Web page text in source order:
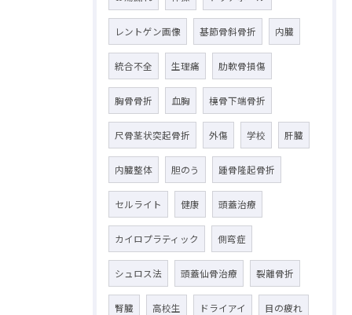
レントゲン画像 基節骨斜骨折 内臓
統合不全 生理痛 肋軟骨損傷
胸骨骨折 血胸 橈骨下端骨折
尺骨茎状突起骨折 外傷 学校 肝臓
内臓整体 胆のう 踵骨隆起骨折
セルライト 健康 頭蓋治療
カイロプラティック 側弯症
シュロス法 頭蓋仙骨治療 裂離骨折
腎臓 高校生 ドライアイ 目の疲れ